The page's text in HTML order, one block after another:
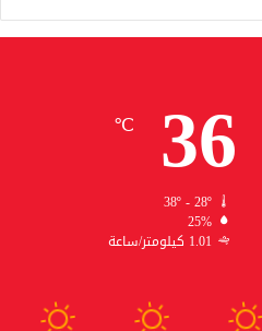
36
℃
38º - 28º
25%
1.01 كيلومتر/ساعة